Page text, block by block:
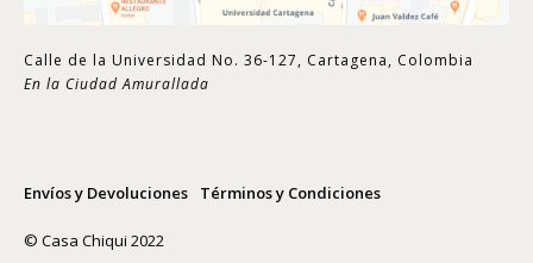
Calle de la Universidad No. 36-127, Cartagena, Colombia
En la Ciudad Amurallada
Envíos y Devoluciones Términos y Condiciones
© Casa Chiqui 2022